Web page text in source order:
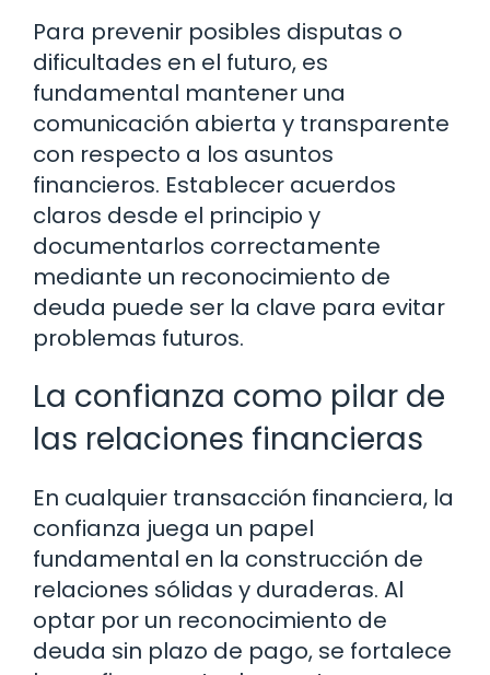
Para prevenir posibles disputas o
dificultades en el futuro, es
fundamental mantener una
comunicación abierta y transparente
con respecto a los asuntos
financieros. Establecer acuerdos
claros desde el principio y
documentarlos correctamente
mediante un reconocimiento de
deuda puede ser la clave para evitar
problemas futuros.
La confianza como pilar de
las relaciones financieras
En cualquier transacción financiera, la
confianza juega un papel
fundamental en la construcción de
relaciones sólidas y duraderas. Al
optar por un reconocimiento de
deuda sin plazo de pago, se fortalece